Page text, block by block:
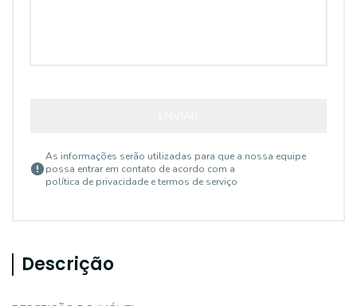
As informações serão utilizadas para que a nossa equipe
possa entrar em contato de acordo com a
política de privacidade e termos de serviço
Descrição